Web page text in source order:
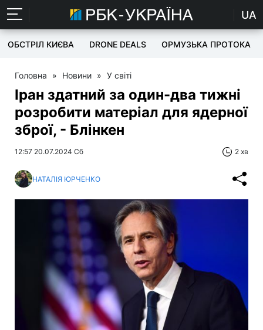
UA
ОБСТРІЛ КИЄВА DRONE DEALS ОРМУЗЬКА ПРОТОКА
Головна » Новини » У світі
Іран здатний за один-два тижні
розробити матеріал для ядерної
зброї, - Блінкен
12:57 20.07.2024 Сб 2 хв
НАТАЛІЯ ЮРЧЕНКО